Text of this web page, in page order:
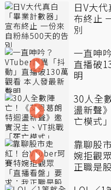
日V大
布終止
別
一直呻
直播破
明
30人全
盪新聲
亡模式」
靠聊股
婉拒觀
正職是